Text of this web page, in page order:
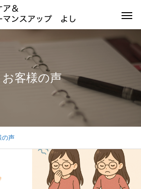
お客様の声
の声